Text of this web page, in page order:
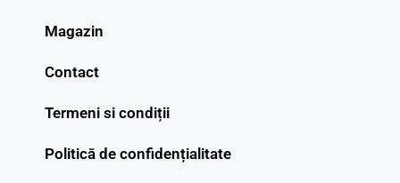
Magazin
Contact
Termeni si condiții
Politică de confidențialitate